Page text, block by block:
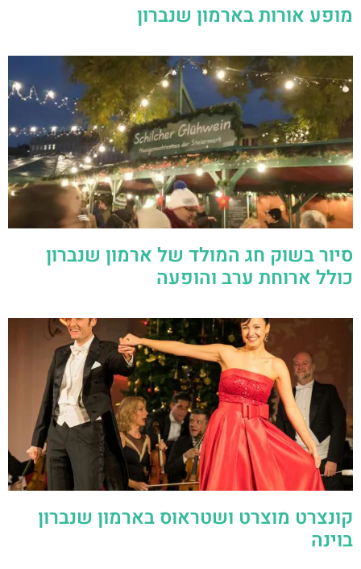
מופע אורות בארמון שנברון
סיור בשוק חג המולד של ארמון שנברון
כולל ארוחת ערב והופעה
קונצרט מוצרט ושטראוס בארמון שנברון
בוינה